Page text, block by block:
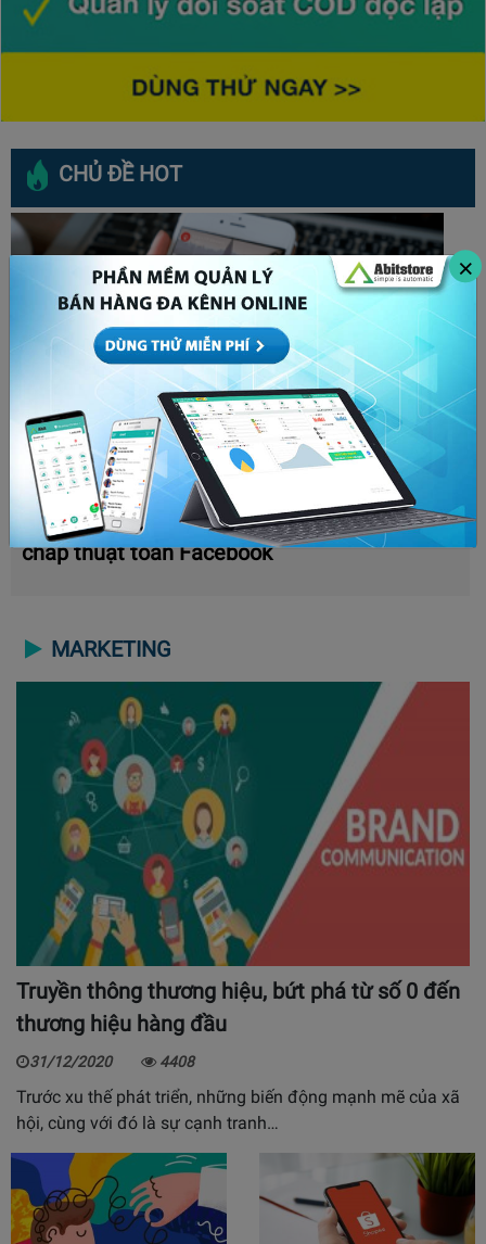
×
CHỦ ĐỀ HOT
Bóp tương tác là gì? Cách để x5 tương tác bất
chấp thuật toán Facebook
MARKETING
Truyền thông thương hiệu, bứt phá từ số 0 đến
thương hiệu hàng đầu
31/12/2020 4408
Trước xu thế phát triển, những biến động mạnh mẽ của xã
hội, cùng với đó là sự cạnh tranh…